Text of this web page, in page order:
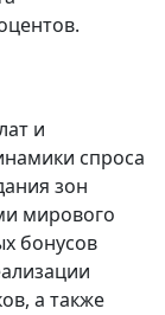
и
спроса
зон
мирового
бонусов
а также